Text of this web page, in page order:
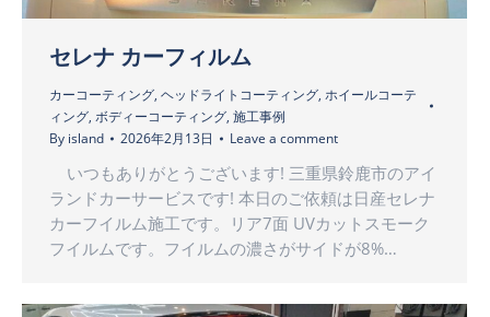
セレナ カーフィルム
カーコーティング, ヘッドライトコーティング, ホイールコーテ
ィング, ボディーコーティング, 施工事例
By island 2026年2月13日 Leave a comment
いつもありがとうございます! 三重県鈴鹿市のアイ
ランドカーサービスです! 本日のご依頼は日産セレナ
カーフイルム施工です。リア7面 UVカットスモーク
フイルムです。フイルムの濃さがサイドが8%…